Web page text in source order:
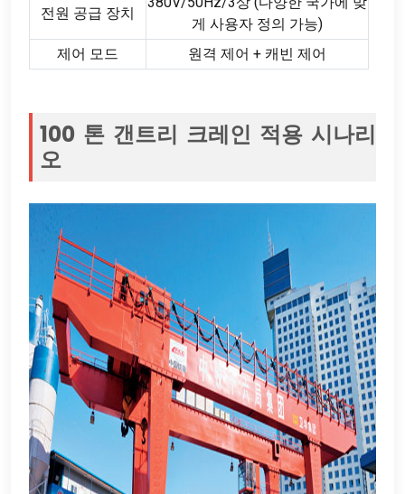
전원 공급 장치
게 사용자 정의 가능)
제어 모드
원격 제어 + 캐빈 제어
100 톤 갠트리 크레인 적용 시나리
오